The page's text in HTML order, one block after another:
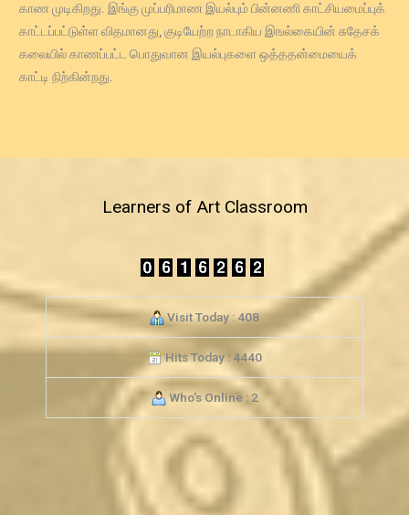
காண முடிகிறது. இங்கு முப்பரிமாண இயல்பும் பின்னணி காட்சியமைப்புக்
காட்டப்பட்டுள்ள விதமானது, குடியேற்ற நாடாகிய இஙல்கையின் சுதேசக்
கலையில் காணப்பட்ட பொதுவான இயல்புகளை ஒத்ததன்மையைக்
காட்டி நிற்கின்றது.
Learners of Art Classroom
Visit Today : 408
Hits Today : 4440
Who's Online : 2